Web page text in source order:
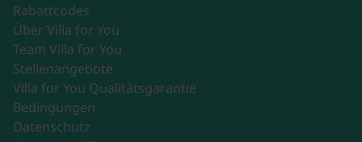
Rabattcodes
Über Villa for You
Team Villa for You
Stellenangebote
Villa for You Qualitätsgarantie
Bedingungen
Datenschutz